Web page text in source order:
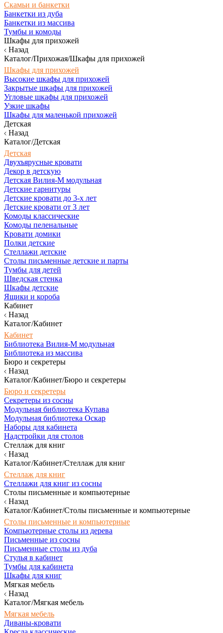
Скамьи и банкетки
Банкетки из дуба
Банкетки из массива
Тумбы и комоды
Шкафы для прихожей
Назад
Каталог/Прихожая/Шкафы для прихожей
Шкафы для прихожей
Высокие шкафы для прихожей
Закрытые шкафы для прихожей
Угловые шкафы для прихожей
Узкие шкафы
Шкафы для маленькой прихожей
Детская
Назад
Каталог/Детская
Детская
Двухъярусные кровати
Декор в детскую
Детская Вилия-М модульная
Детские гарнитуры
Детские кровати до 3-х лет
Детские кровати от 3 лет
Комоды классические
Комоды пеленальные
Кровати домики
Полки детские
Стеллажи детские
Столы письменные детские и парты
Тумбы для детей
Шведская стенка
Шкафы детские
Ящики и короба
Кабинет
Назад
Каталог/Кабинет
Кабинет
Библиотека Вилия-М модульная
Библиотека из массива
Бюро и секретеры
Назад
Каталог/Кабинет/Бюро и секретеры
Бюро и секретеры
Секретеры из сосны
Модульная библиотека Купава
Модульная библиотека Оскар
Наборы для кабинета
Надстройки для столов
Стеллаж для книг
Назад
Каталог/Кабинет/Стеллаж для книг
Стеллаж для книг
Стеллажи для книг из сосны
Столы письменные и компьютерные
Назад
Каталог/Кабинет/Столы письменные и компьютерные
Столы письменные и компьютерные
Компьютерные столы из дерева
Письменные из сосны
Письменные столы из дуба
Стулья в кабинет
Тумбы для кабинета
Шкафы для книг
Мягкая мебель
Назад
Каталог/Мягкая мебель
Мягкая мебель
Диваны-кровати